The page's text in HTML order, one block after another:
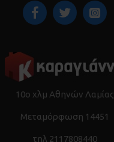
10ο χλμ Αθηνών Λαμίας
Μεταμόρφωση 14451
τηλ 2117808440